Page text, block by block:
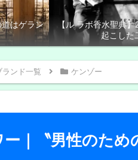
道はゲラン
【ル ラボ香水聖典
起こした
ランド一覧 ケンゾー
｜〝男性のため